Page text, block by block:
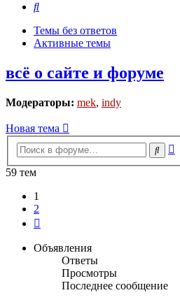
Поиск
Темы без ответов
Активные темы
всё о сайте и форуме
Модераторы: mek, indy
Новая тема
Поиск
59 тем
1
2
Объявления
Ответы
Просмотры
Последнее сообщение